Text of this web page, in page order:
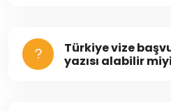
Türkiye vize
yazısı alabilir